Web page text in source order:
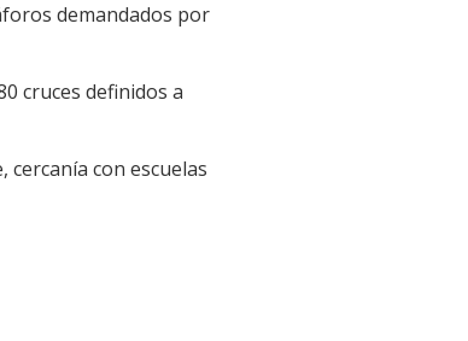
demandados por
cruces definidos a
cercanía con escuelas